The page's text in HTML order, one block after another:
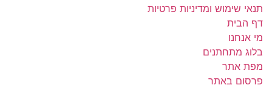
תנאי שימוש ומדיניות פרטיות
דף הבית
מי אנחנו
בלוג מתחתנים
מפת אתר
פרסום באתר